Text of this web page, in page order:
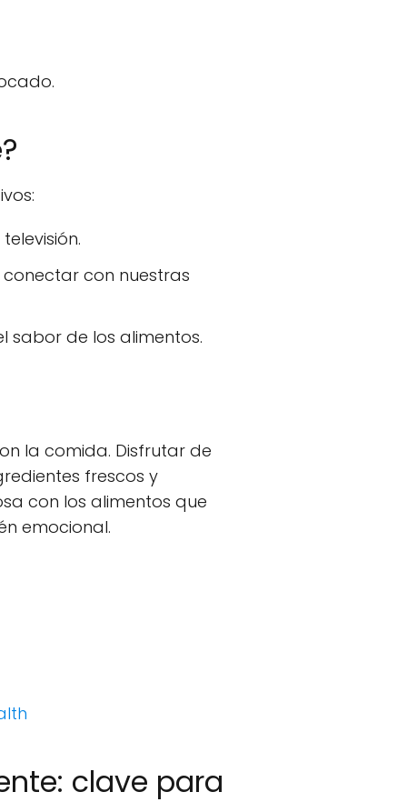
con nuestras
de los alimentos.
la comida. Disfrutar de
frescos y
con los alimentos que
emocional.
clave para